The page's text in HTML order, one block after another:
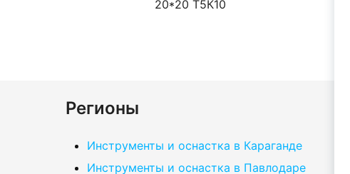
20*20 Т5К10
Регионы
Инструменты и оснастка в Караганде
Инструменты и оснастка в Павлодаре